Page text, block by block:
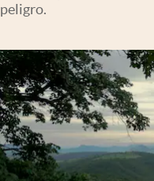
Apertura
Infotechnology
Clase
Clima
Mundial 2026
peligro.